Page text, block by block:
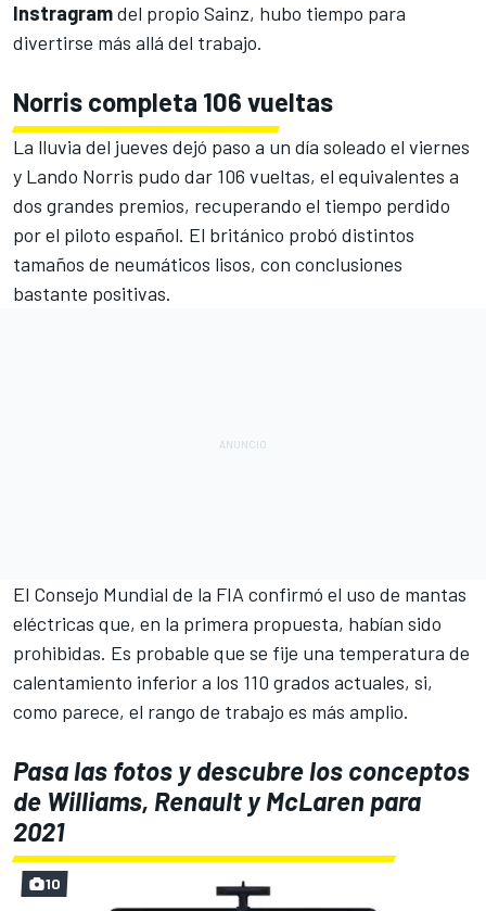
Instragramdel propio Sainz, hubo tiempo para
divertirse más allá del trabajo.
Norris completa 106 vueltas
La lluvia del jueves dejó paso a un día soleado el viernes
y Lando Norris pudo dar 106 vueltas, el equivalentes a
dos grandes premios, recuperando el tiempo perdido
por el piloto español. El británico probó distintos
tamaños de neumáticos lisos, con conclusiones
bastante positivas.
El Consejo Mundial de la FIA confirmó el uso de mantas
eléctricas que, en la primera propuesta, habían sido
prohibidas. Es probable que se fije una temperatura de
calentamiento inferior a los 110 grados actuales, si,
como parece, el rango de trabajo es más amplio.
Pasa las fotos y descubre los conceptos
de Williams, Renault y McLaren para
2021
10